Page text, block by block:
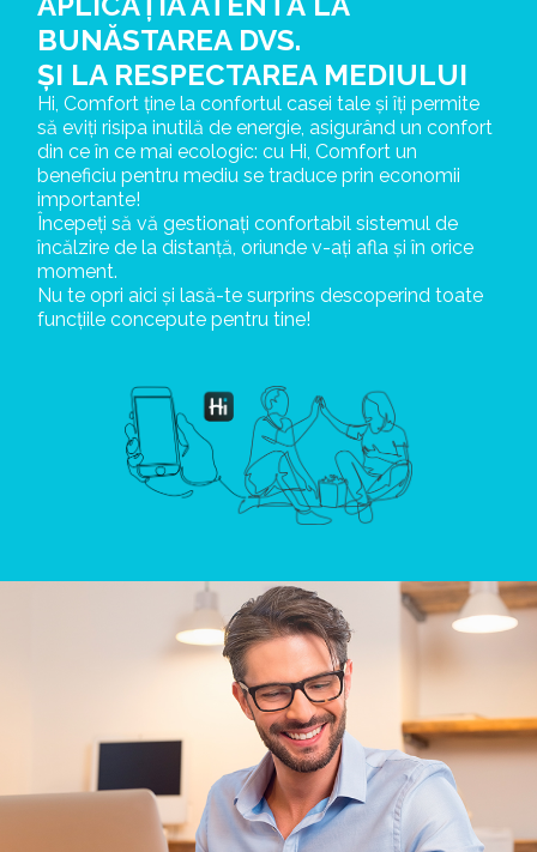
BUNĂSTAREA DVS.
ȘI LA RESPECTAREA MEDIULUI
Hi, Comfort ține la confortul casei tale și îți permite
să eviți risipa inutilă de energie, asigurând un confort
din ce în ce mai ecologic: cu Hi, Comfort un
beneficiu pentru mediu se traduce prin economii
importante!
Începeți să vă gestionați confortabil sistemul de
încălzire de la distanță, oriunde v-ați afla și în orice
moment.
Nu te opri aici și lasă-te surprins descoperind toate
funcțiile concepute pentru tine!